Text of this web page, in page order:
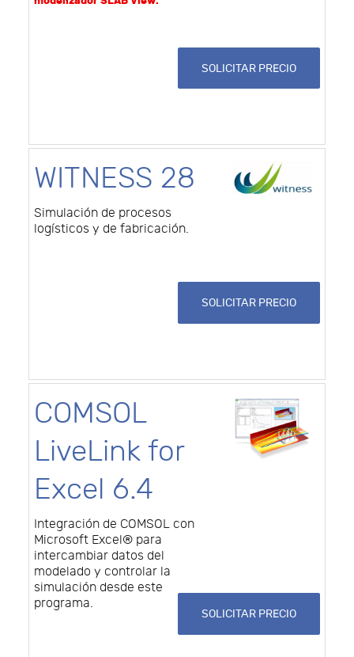
SOLICITAR PRECIO
WITNESS 28
Simulación de procesos
logísticos y de fabricación.
SOLICITAR PRECIO
COMSOL
LiveLink for
Excel 6.4
Integración de COMSOL con
Microsoft Excel® para
intercambiar datos del
modelado y controlar la
simulación desde este
programa.
SOLICITAR PRECIO